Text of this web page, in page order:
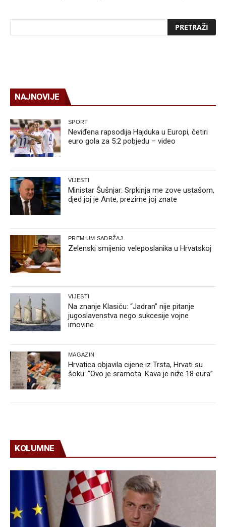
NAJNOVIJE
SPORT
Neviđena rapsodija Hajduka u Europi, četiri
euro gola za 5:2 pobjedu – video
VIJESTI
Ministar Šušnjar: Srpkinja me zove ustašom,
djed joj je Ante, prezime joj znate
PREMIUM SADRŽAJ
Zelenski smijenio veleposlanika u Hrvatskoj
VIJESTI
Na znanje Klasiću: “Jadran” nije pitanje
jugoslavenstva nego sukcesije vojne
imovine
MAGAZIN
Hrvatica objavila cijene iz Trsta, Hrvati su
šoku: “Ovo je sramota. Kava je niže 18 eura”
KOLUMNE